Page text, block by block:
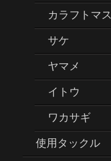
カラフトマス
サケ
ヤマメ
イトウ
ワカサギ
使用タックル